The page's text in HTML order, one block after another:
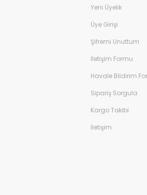
Yeni Üyelik
Üye Girişi
Şifremi Unuttum
İletişim Formu
Havale Bildirim
Sipariş Sorgula
Kargo Takibi
İletişim